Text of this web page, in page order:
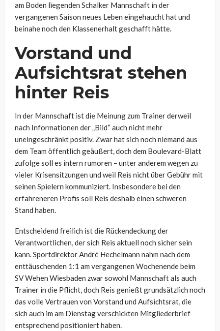
am Boden liegenden Schalker Mannschaft in der
vergangenen Saison neues Leben eingehaucht hat und
beinahe noch den Klassenerhalt geschafft hätte.
Vorstand und
Aufsichtsrat stehen
hinter Reis
In der Mannschaft ist die Meinung zum Trainer derweil
nach Informationen der „Bild“ auch nicht mehr
uneingeschränkt positiv. Zwar hat sich noch niemand aus
dem Team öffentlich geäußert, doch dem Boulevard-Blatt
zufolge soll es intern rumoren – unter anderem wegen zu
vieler Krisensitzungen und weil Reis nicht über Gebühr mit
seinen Spielern kommuniziert. Insbesondere bei den
erfahreneren Profis soll Reis deshalb einen schweren
Stand haben.
Entscheidend freilich ist die Rückendeckung der
Verantwortlichen, der sich Reis aktuell noch sicher sein
kann. Sportdirektor André Hechelmann nahm nach dem
enttäuschenden 1:1 am vergangenen Wochenende beim
SV Wehen Wiesbaden zwar sowohl Mannschaft als auch
Trainer in die Pflicht, doch Reis genießt grundsätzlich noch
das volle Vertrauen von Vorstand und Aufsichtsrat, die
sich auch im am Dienstag verschickten Mitgliederbrief
entsprechend positioniert haben.